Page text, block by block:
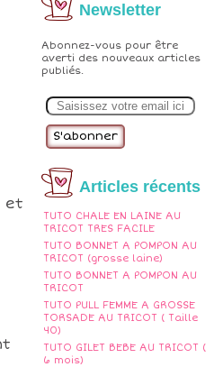
Newsletter
Abonnez-vous pour être
averti des nouveaux articles
publiés.
m
Articles récents
TUTO CHALE EN LAINE AU
TRICOT TRES FACILE
TUTO BONNET A POMPON AU
TRICOT (grosse laine)
TUTO BONNET A POMPON AU
TRICOT
TUTO PULL FEMME A GROSSE
TORSADE AU TRICOT ( Taille
40)
TUTO GILET BEBE AU TRICOT (
6 mois)
et